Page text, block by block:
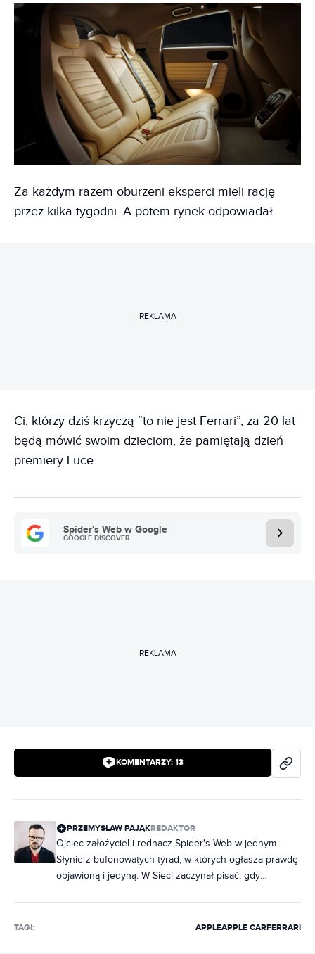
Za każdym razem oburzeni eksperci mieli rację
przez kilka tygodni. A potem rynek odpowiadał.
REKLAMA
Ci, którzy dziś krzyczą “to nie jest Ferrari”, za 20 lat
będą mówić swoim dzieciom, że pamiętają dzień
premiery Luce.
Spider's Web w Google
GOOGLE DISCOVER
REKLAMA
KOMENTARZY: 13
PRZEMYSŁAW PAJĄKREDAKTOR
Ojciec założyciel i rednacz Spider's Web w jednym.
Słynie z bufonowatych tyrad, w których ogłasza prawdę
objawioną i jedyną. W Sieci zaczynał pisać, gdy
technologicznego, ale tak naprawdę ma wiele do
TAGI: APPLEAPPLE CARFERRARI